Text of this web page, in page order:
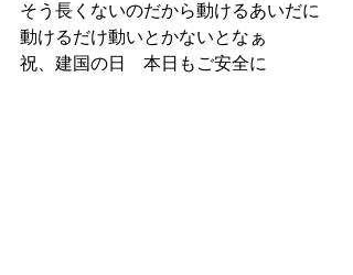
そう長くないのだから動けるあいだに
動けるだけ動いとかないとなぁ
祝、建国の日　本日もご安全に